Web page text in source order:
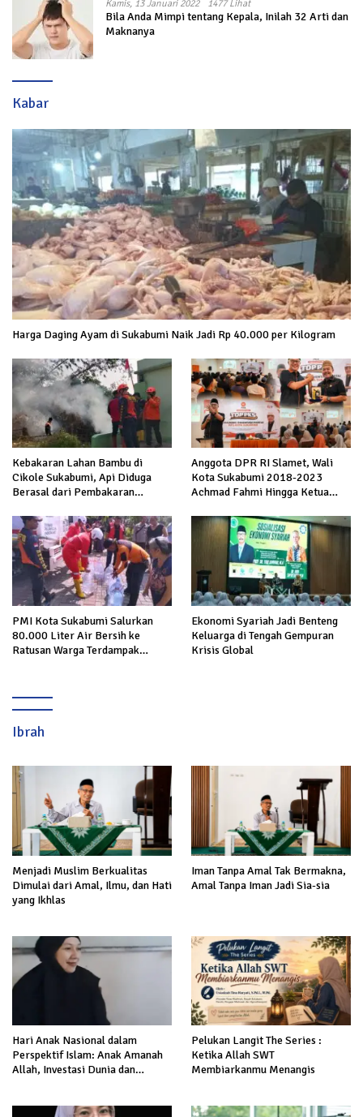
Kamis, 13 Januari 2022 1477 Lihat
Bila Anda Mimpi tentang Kepala, Inilah 32 Arti dan
Maknanya
Kabar
Harga Daging Ayam di Sukabumi Naik Jadi Rp 40.000 per Kilogram
Kebakaran Lahan Bambu di
Cikole Sukabumi, Api Diduga
Berasal dari Pembakaran
Anggota DPR RI Slamet, Wali
Kota Sukabumi 2018-2023
Achmad Fahmi Hingga Ketua
Mesin Politik di TOP PKS
Sukabumi
PMI Kota Sukabumi Salurkan
80.000 Liter Air Bersih ke
Ratusan Warga Terdampak
Ekonomi Syariah Jadi Benteng
Keluarga di Tengah Gempuran
Krisis Global
Ibrah
Menjadi Muslim Berkualitas
Dimulai dari Amal, Ilmu, dan Hati
yang Ikhlas
Iman Tanpa Amal Tak Bermakna,
Amal Tanpa Iman Jadi Sia-sia
Hari Anak Nasional dalam
Perspektif Islam: Anak Amanah
Allah, Investasi Dunia dan
Pelukan Langit The Series :
Ketika Allah SWT
Membiarkanmu Menangis